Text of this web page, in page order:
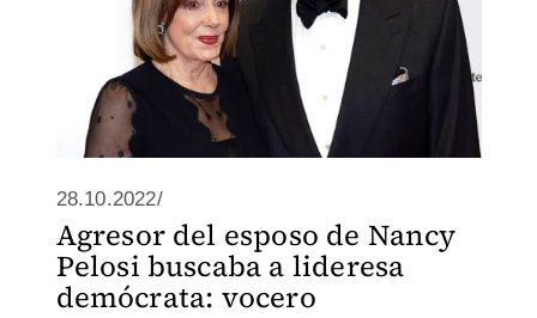
28.10.2022/
Agresor del esposo de Nancy
Pelosi buscaba a lideresa
demócrata: vocero